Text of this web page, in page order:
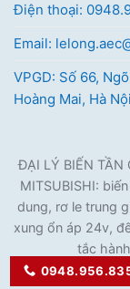
Điện thoại:
Email:
VPGD: Số 66,
Hoàng Mai, Hà Nội
ĐẠI LÝ BIẾN TẦN
MITSUBISHI:
dung, rơ le trung
xung ổn áp 24v,
tắc